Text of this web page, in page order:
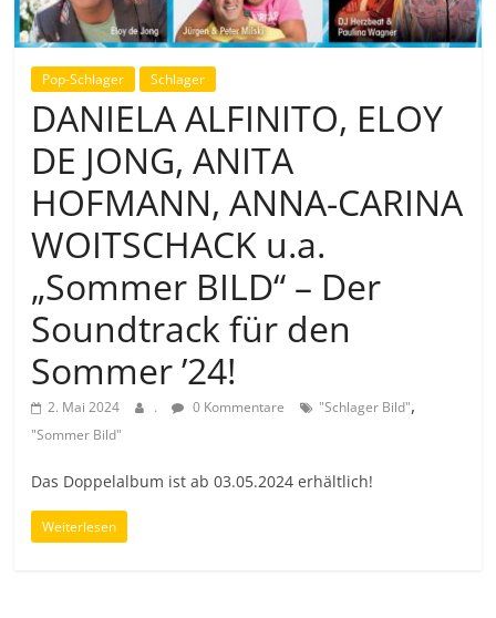
Pop-Schlager Schlager
DANIELA ALFINITO, ELOY
DE JONG, ANITA
HOFMANN, ANNA-CARINA
WOITSCHACK u.a.
„Sommer BILD“ – Der
Soundtrack für den
Sommer ’24!
2. Mai 2024 . 0 Kommentare "Schlager Bild",
"Sommer Bild"
Das Doppelalbum ist ab 03.05.2024 erhältlich!
Weiterlesen